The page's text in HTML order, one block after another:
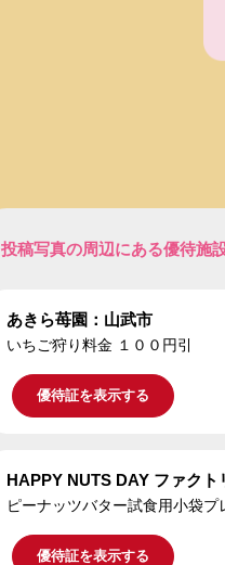
投稿写真の周辺にある優待施
あきら苺園：山武市
いちご狩り料金 １００円引
優待証を表示する
HAPPY NUTS DAY ファクト
ピーナッツバター試食用小袋プ
優待証を表示する